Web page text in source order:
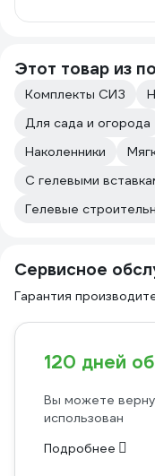
Этот товар из
Комплекты СИЗ
Для сада и огорода
Наколенники
С гелевыми
Гелевые
Сервисное
Гарантия
120 дней
Вы можете
использован
Подробнее